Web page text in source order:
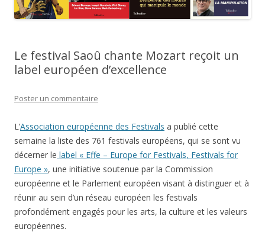
Le festival Saoû chante Mozart reçoit un
label européen d’excellence
Poster un commentaire
L’Association européenne des Festivals a publié cette
semaine la liste des 761 festivals européens, qui se sont vu
décerner le label « Effe – Europe for Festivals, Festivals for
Europe », une initiative soutenue par la Commission
européenne et le Parlement européen visant à distinguer et à
réunir au sein d’un réseau européen les festivals
profondément engagés pour les arts, la culture et les valeurs
européennes.